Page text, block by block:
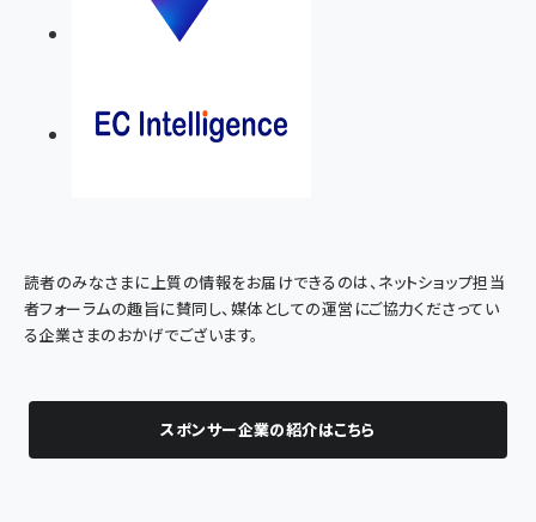
読者のみなさまに上質の情報をお届けできるのは、ネットショップ担当
者フォーラムの趣旨に賛同し、媒体としての運営にご協力くださってい
る企業さまのおかげでございます。
スポンサー企業の紹介はこちら